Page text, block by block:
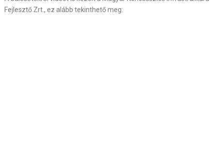
Fejlesztő Zrt., ez alább tekinthető meg: